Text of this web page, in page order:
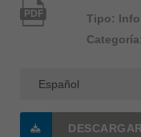
PDF
Tipo:
DESCARGAR